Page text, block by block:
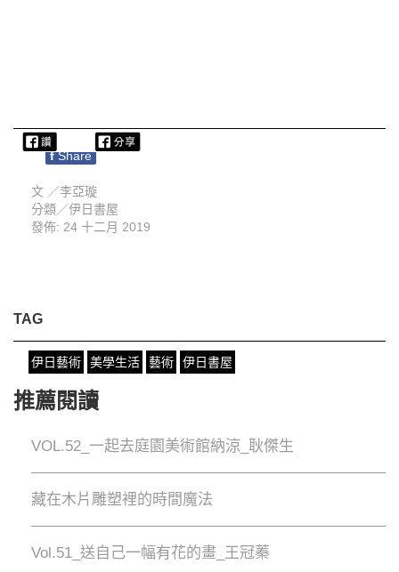
f Share
文 ／李亞璇
分類／伊日書屋
發佈: 24 十二月 2019
TAG
伊日藝術 美學生活 藝術 伊日書屋
推薦閱讀
VOL.52_一起去庭園美術館納涼_耿傑生
藏在木片雕塑裡的時間魔法
Vol.51_送自己一幅有花的畫_王冠蓁